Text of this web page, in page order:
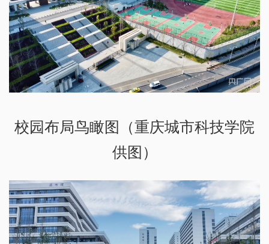
校园布局鸟瞰图（重庆城市科技学院
供图）